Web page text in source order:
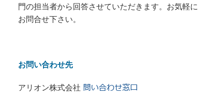
門の担当者から回答させていただきます。お気軽に
お問合せ下さい。
お問い合わせ先
アリオン株式会社 問い合わせ窓口